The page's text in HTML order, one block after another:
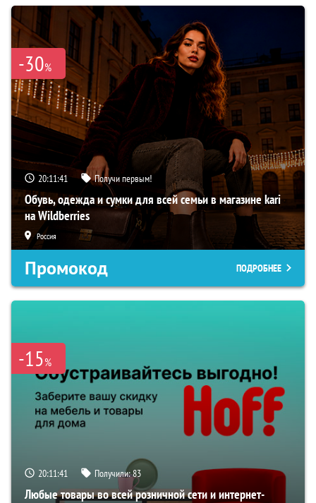
-30%
20:11:40 Получи первым!
Обувь, одежда и сумки для всей семьи в магазине kari
на Wildberries
Россия
Промокод ПОДРОБНЕЕ
-15%
20:11:40 Получили:83
Любые товары во всей розничной сети и интернет-